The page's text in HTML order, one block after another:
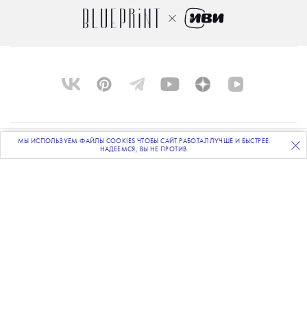
ПОДПИСЫВАЙТЕСЬНА НАШУ ВЕЧЕРНЮЮ РАССЫЛКУ
О ПРОЕКТЕ
МЫ ИСПОЛЬЗУЕМ ФАЙЛЫ COOKIES ЧТОБЫ САЙТ РАБОТАЛ ЛУЧШЕ И БЫСТРЕЕ.
НАДЕЕМСЯ, ВЫ НЕ ПРОТИВ.